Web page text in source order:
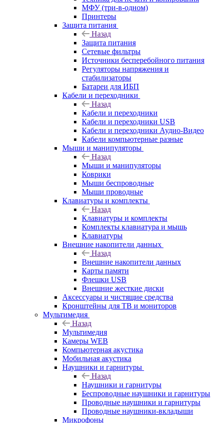
МФУ (три-в-одном)
Принтеры
Защита питания
Назад
Защита питания
Сетевые фильтры
Источники бесперебойного питания
Регуляторы напряжения и
стабилизаторы
Батареи для ИБП
Кабели и переходники
Назад
Кабели и переходники
Кабели и переходники USB
Кабели и переходники Аудио-Видео
Кабели компьютерные разные
Мыши и манипуляторы
Назад
Мыши и манипуляторы
Коврики
Мыши беспроводные
Мыши проводные
Клавиатуры и комплекты
Назад
Клавиатуры и комплекты
Комплекты клавиатура и мышь
Клавиатуры
Внешние накопители данных
Назад
Внешние накопители данных
Карты памяти
Флешки USB
Внешние жесткие диски
Аксессуары и чистящие средства
Кронштейны для ТВ и мониторов
Мультимедия
Назад
Мультимедия
Камеры WEB
Компьютерная акустика
Мобильная акустика
Наушники и гарнитуры
Назад
Наушники и гарнитуры
Беспроводные наушники и гарнитуры
Проводные наушники и гарнитуры
Проводные наушники-вкладыши
Микрофоны